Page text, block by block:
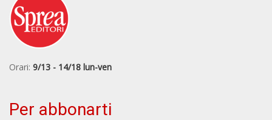
Orari: 9/13 - 14/18 lun-ven
Per abbonarti